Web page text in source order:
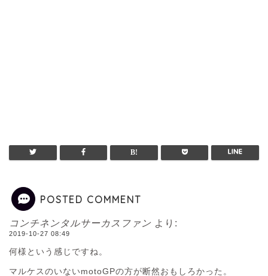
POSTED COMMENT
コンチネンタルサーカスファン より:
2019-10-27 08:49
何様という感じですね。
マルケスのいないmotoGPの方が断然おもしろかった。